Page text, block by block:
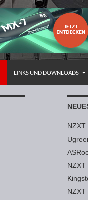
LINKS UND DOWNLOADS
NZXT
NZXT
NZXT